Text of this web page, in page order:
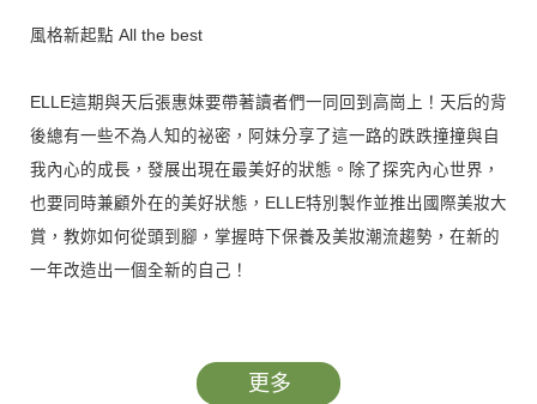
風格新起點 All the best
ELLE這期與天后張惠妹要帶著讀者們一同回到高崗上！天后的背
後總有一些不為人知的祕密，阿妹分享了這一路的跌跌撞撞與自
我內心的成長，發展出現在最美好的狀態。除了探究內心世界，
也要同時兼顧外在的美好狀態，ELLE特別製作並推出國際美妝大
賞，教妳如何從頭到腳，掌握時下保養及美妝潮流趨勢，在新的
一年改造出一個全新的自己！
更多